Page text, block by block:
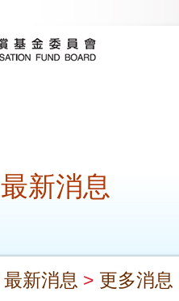
最新消息
最新消息 > 更多消息